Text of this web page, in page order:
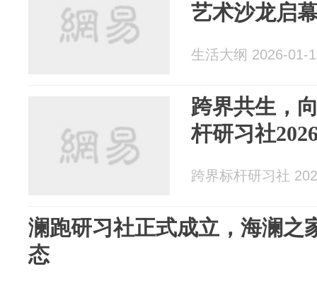
艺术沙龙启
生活大纲 2026-01-
跨界共生，
杆研习社
跨界标杆研习社
澜跑研习社正式成立，海澜之
态